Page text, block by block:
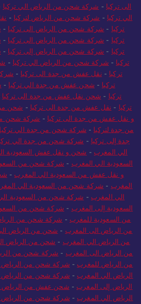
الى تركيا - شركة شحن من الرياض الي تركيا
الي تركيا - شركة شحن من الرياض لتركيا -
تركيا - شركة شحن من الرياض الى تركيا -
تركيا - شركة شحن من الرياض الى تركيا -
تركيا - شركة شحن من الرياض إلى تركيا -
تركيا - شركة شحن من الرياض الي تركيا -
تركيا - نقل عفش من جدة الى تركيا -
تركيا - شحن عفش من جدة الي تركيا -
تركيا - شحن نقل عفش من جدة الى تركيا
تركيا - نقل عفش من جدة الى تركيا - شحن من
و نقل عفش من جدة الى تركيا - شركة شحن
من جدة لتركيا - شركة شحن من جدة الي تركيا
جدة إلى تركيا - شركة شحن من جدة الي
الي المغرب - شحن و نقل عفش السعودية
السعودية الي المغرب - شركة شحن من
و نقل عفش من السعودية الي المغرب -
المغرب - شركة شحن من السعودية الي
الي المغرب - شركة شحن من السعودية
السعودية إلى المغرب - شركة شحن من
من السعودية للمغرب - شركة شحن من
من الرياض الى المغرب - شحن من الرياض
من الرياض الي المغرب - شحن من الرياض
من الرياض الى المغرب - شركة شحن من
من الرياض للمغرب - شركة شحن من الرياض
الرياض الي المغرب - شركة شحن من الرياض
الرياض إلى المغرب - شحن عفش من الرياض
الرياض الي المغرب - شركة شحن من الرياض